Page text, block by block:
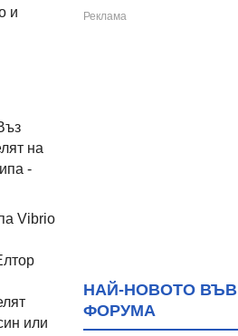
и
на
-
Vibrio
или
НАЙ-НОВОТО ВЪВ
ФОРУМА